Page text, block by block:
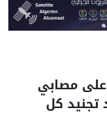
مصابي
تجنيد كل